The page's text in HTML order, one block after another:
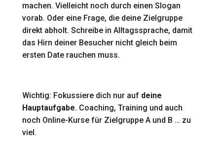
machen. Vielleicht noch durch einen Slogan
vorab. Oder eine Frage, die deine Zielgruppe
direkt abholt. Schreibe in Alltagssprache, damit
das Hirn deiner Besucher nicht gleich beim
ersten Date rauchen muss.
Wichtig: Fokussiere dich nur auf deine
Hauptaufgabe. Coaching, Training und auch
noch Online-Kurse für Zielgruppe A und B … zu
viel.